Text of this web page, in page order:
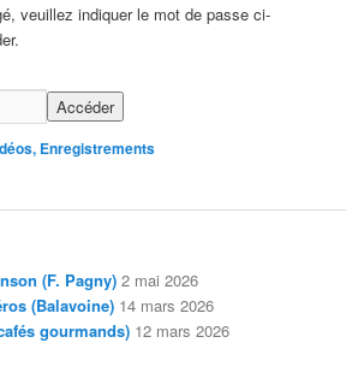
veuillez indiquer le mot de passe ci-
Enregistrements
(F. Pagny) 2 mai 2026
(Balavoine) 14 mars 2026
gourmands) 12 mars 2026